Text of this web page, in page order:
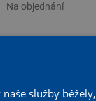
Na objednání
služby běžely,